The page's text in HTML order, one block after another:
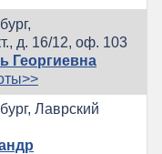
д. 16/12, оф. 103
Георгиевна
Лаврский